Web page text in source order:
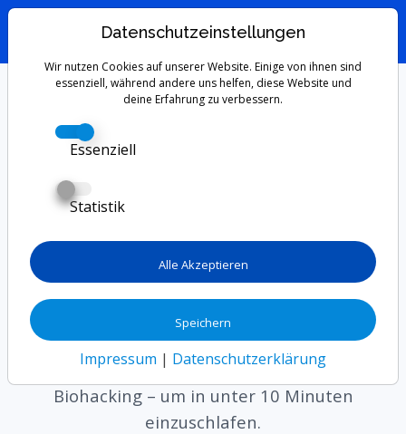
Schneller
einschlafen: 7
wissenschaftliche
erholsame Nacht
Du liegst nachts wach und starrst die Decke
an? Entdecke die besten Techniken – von der
Militär-Methode bis hin zum zirkadianen
Biohacking – um in unter 10 Minuten
einzuschlafen.
Datenschutzeinstellungen
Wir nutzen Cookies auf unserer Website. Einige von ihnen sind
essenziell, während andere uns helfen, diese Website und
deine Erfahrung zu verbessern.
Essenziell
Statistik
Alle Akzeptieren
Speichern
Impressum | Datenschutzerklärung